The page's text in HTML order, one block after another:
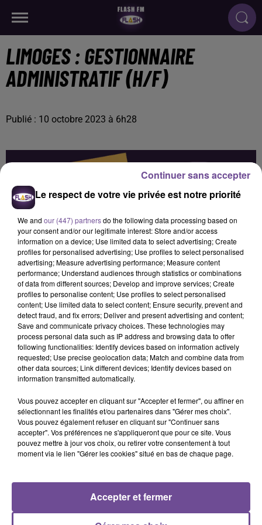
LIMOGES : GESTIONNAIRE
ADMINISTRATIF (H/F)
Publié : 10 octobre 2023 à 6h28
Une entreprise de Limoges recrute un gestionnaire
administratif (H/F). Vos missions : mise à jour de base de
données via Excel suite à la nouvelle réforme des retraites.
Gestion des réponses par le biais d'une messagerie.
Renseignement sur les informations liées à la pension des
retraites. Suivi des dossiers et réalisation de courrier officiel.
Issu d'une formation Bac +2 minimum, vous possédez une
première expérience significative d'au moins 2 ans, dans le
domaine administratif.
Référence de l’offre Pôle Emploi : 162VHVN
RADIO ACTUS
Le respect de votre vie privée est notre priorité
We and our (447) partnersdo the following data processing based on
your consent and/or our legitimate interest: Store and/or access
information on a device; Use limited data to select advertising; Create
profiles for personalised advertising; Use profiles to select personalised
advertising; Measure advertising performance; Measure content
performance; Understand audiences through statistics or combinations
of data from different sources; Develop and improve services; Create
profiles to personalise content; Use profiles to select personalised
content; Use limited data to select content; Ensure security, prevent and
detect fraud, and fix errors; Deliver and present advertising and content;
Save and communicate privacy choices. These technologies may
process personal data such as IP address and browsing data to offer
following functionalities: Identify devices based on information actively
requested; Use precise geolocation data; Match and combine data from
other data sources; Link different devices; Identify devices based on
information transmitted automatically.
Vous pouvez accepter en cliquant sur "Accepter et fermer", ou affiner en
sélectionnant les finalités et/ou partenaires dans "Gérer mes choix".
Vous pouvez également refuser en cliquant sur "Continuer sans
accepter". Vos préférences ne s'appliqueront que pour ce site. Vous
pouvez mettre à jour vos choix, ou retirer votre consentement à tout
moment via le lien "Gérer les cookies" situé en bas de chaque page.
Accepter et fermer
Continuer sans accepter